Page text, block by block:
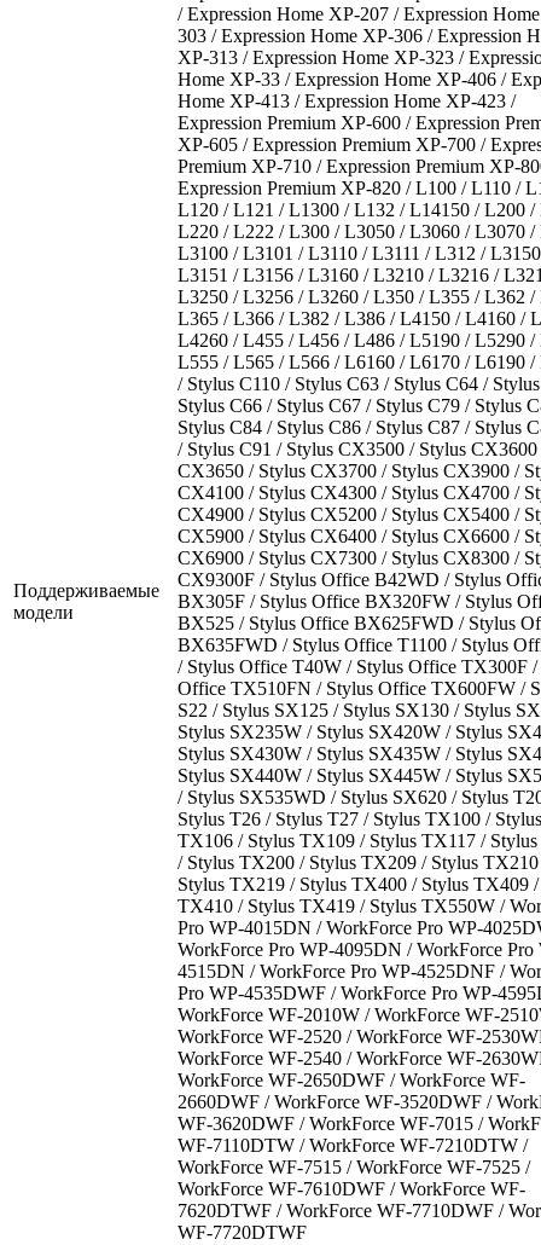
Поддерживаемые
модели
/ Expression Home XP-207 / Expression
303 / Expression Home XP-306 / Expression
XP-313 / Expression Home XP-323 /
Home XP-33 / Expression Home XP-406 /
Home XP-413 / Expression Home XP-423 /
Expression Premium XP-600 / Expression
XP-605 / Expression Premium XP-700 /
Premium XP-710 / Expression Premium XP-
Expression Premium XP-820 / L100 / L110 /
L120 / L121 / L1300 / L132 / L14150 / L200 /
L220 / L222 / L300 / L3050 / L3060 / L3070 /
L3100 / L3101 / L3110 / L3111 / L312 /
L3151 / L3156 / L3160 / L3210 / L3216 /
L3250 / L3256 / L3260 / L350 / L355 / L362 /
L365 / L366 / L382 / L386 / L4150 / L4160 /
L4260 / L455 / L456 / L486 / L5190 / L5290 /
L555 / L565 / L566 / L6160 / L6170 / L6190 /
/ Stylus C110 / Stylus C63 / Stylus C64 /
Stylus C66 / Stylus C67 / Stylus C79 / Stylus
Stylus C84 / Stylus C86 / Stylus C87 / Stylus
/ Stylus C91 / Stylus CX3500 / Stylus CX3600
CX3650 / Stylus CX3700 / Stylus CX3900 /
CX4100 / Stylus CX4300 / Stylus CX4700 /
CX4900 / Stylus CX5200 / Stylus CX5400 /
CX5900 / Stylus CX6400 / Stylus CX6600 /
CX6900 / Stylus CX7300 / Stylus CX8300 /
CX9300F / Stylus Office B42WD / Stylus
BX305F / Stylus Office BX320FW / Stylus
BX525 / Stylus Office BX625FWD / Stylus
BX635FWD / Stylus Office T1100 / Stylus
/ Stylus Office T40W / Stylus Office TX300F /
Office TX510FN / Stylus Office TX600FW /
S22 / Stylus SX125 / Stylus SX130 / Stylus
Stylus SX235W / Stylus SX420W / Stylus
Stylus SX430W / Stylus SX435W / Stylus
Stylus SX440W / Stylus SX445W / Stylus
/ Stylus SX535WD / Stylus SX620 / Stylus
Stylus T26 / Stylus T27 / Stylus TX100 / Stylus
TX106 / Stylus TX109 / Stylus TX117 /
/ Stylus TX200 / Stylus TX209 / Stylus
Stylus TX219 / Stylus TX400 / Stylus TX409
TX410 / Stylus TX419 / Stylus TX550W /
Pro WP-4015DN / WorkForce Pro WP-
WorkForce Pro WP-4095DN / WorkForce Pro
4515DN / WorkForce Pro WP-4525DNF /
Pro WP-4535DWF / WorkForce Pro WP-
WorkForce WF-2010W / WorkForce WF-
WorkForce WF-2520 / WorkForce WF-
WorkForce WF-2540 / WorkForce WF-
WorkForce WF-2650DWF / WorkForce WF-
2660DWF / WorkForce WF-3520DWF /
WF-3620DWF / WorkForce WF-7015 /
WF-7110DTW / WorkForce WF-7210DTW /
WorkForce WF-7515 / WorkForce WF-7525 /
WorkForce WF-7610DWF / WorkForce WF-
7620DTWF / WorkForce WF-7710DWF /
WF-7720DTWF